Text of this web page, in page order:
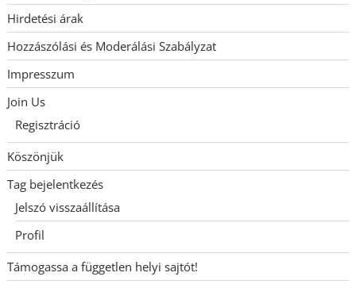
Hirdetési árak
Hozzászólási és Moderálási Szabályzat
Impresszum
Join Us
Regisztráció
Köszönjük
Tag bejelentkezés
Jelszó visszaállítása
Profil
Támogassa a független helyi sajtót!